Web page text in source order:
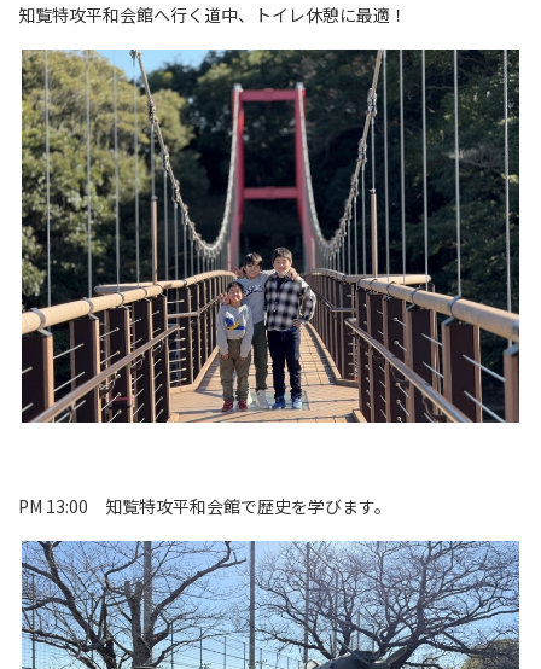
知覧特攻平和会館へ行く道中、トイレ休憩に最適！
PM 13:00 知覧特攻平和会館で歴史を学びます。